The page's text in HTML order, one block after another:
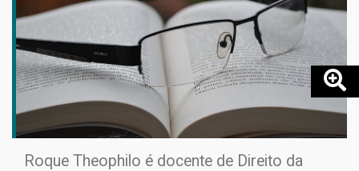
Roque Theophilo é docente de Direito da